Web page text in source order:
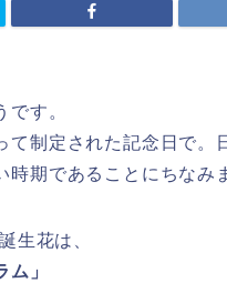
です。
て制定された記念日で
時期であることにちなみ
生花は、
ム」